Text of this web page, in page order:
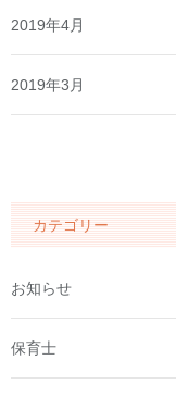
2019年4月
2019年3月
カテゴリー
お知らせ
保育士